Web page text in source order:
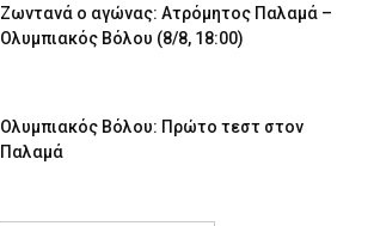
Ζωντανά ο αγώνας: Ατρόμητος Παλαμά –
Ολυμπιακός Βόλου (8/8, 18:00)
Ολυμπιακός Βόλου: Πρώτο τεστ στον
Παλαμά